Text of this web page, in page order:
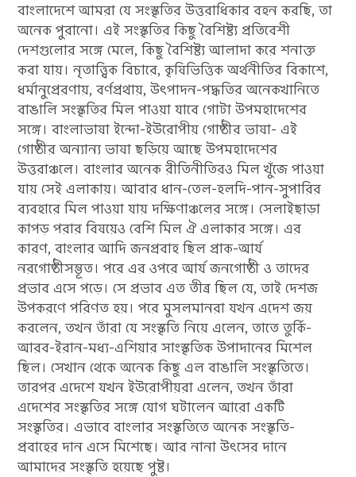
বাংলাদেশে আমরা যে সংস্কৃতির উত্তরাধিকার বহন করছি, তা
অনেক পুরানো। এই সংস্কৃতির কিছু বৈশিষ্ট্য প্রতিবেশী
দেশগুলোর সঙ্গে মেলে, কিছু বৈশিষ্ট্য আলাদা করে শনাক্ত
করা যায়। নৃতাত্ত্বিক বিচারে, কৃষিভিত্তিক অর্থনীতির বিকাশে,
ধর্মানুপ্রেরণায়, বর্ণপ্রথায়, উৎপাদন-পদ্ধতির অনেকখানিতে
বাঙালি সংস্কৃতির মিল পাওয়া যাবে গোটা উপমহাদেশের
সঙ্গে। বাংলাভাষা ইন্দো-ইউরোপীয় গোষ্ঠীর ভাষা- এই
গোষ্ঠীর অন্যান্য ভাষা ছড়িয়ে আছে উপমহাদেশের
উত্তরাঞ্চলে। বাংলার অনেক রীতিনীতিরও মিল খুঁজে পাওয়া
যায় সেই এলাকায়। আবার ধান-তেল-হলদি-পান-সুপারির
ব্যবহারে মিল পাওয়া যায় দক্ষিণাঞ্চলের সঙ্গে। সেলাইছাড়া
কাপড় পরার বিষয়েও বেশি মিল ঐ এলাকার সঙ্গে। এর
কারণ, বাংলার আদি জনপ্রবাহ ছিল প্রাক-আর্য
নরগোষ্ঠীসম্ভূত। পরে এর ওপরে আর্য জনগোষ্ঠী ও তাদের
প্রভাব এসে পড়ে। সে প্রভাব এত তীব্র ছিল যে, তাই দেশজ
উপকরণে পরিণত হয়। পরে মুসলমানরা যখন এদেশ জয়
করলেন, তখন তাঁরা যে সংস্কৃতি নিয়ে এলেন, তাতে তুর্কি-
আরব-ইরান-মধ্য-এশিয়ার সাংস্কৃতিক উপাদানের মিশেল
ছিল। সেখান থেকে অনেক কিছু এল বাঙালি সংস্কৃতিতে।
তারপর এদেশে যখন ইউরোপীয়রা এলেন, তখন তাঁরা
এদেশের সংস্কৃতির সঙ্গে যোগ ঘটালেন আরো একটি
সংস্কৃতির। এভাবে বাংলার সংস্কৃতিতে অনেক সংস্কৃতি-
প্রবাহের দান এসে মিশেছে। আর নানা উৎসের দানে
আমাদের সংস্কৃতি হয়েছে পুষ্ট।